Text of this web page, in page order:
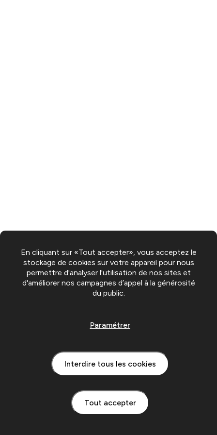
En cliquant sur «Tout accepter», vous acceptez le
stockage de cookies sur votre appareil pour nous
permettre d'analyser l'utilisation de nos sites et
d'améliorer nos campagnes d’appel à la générosité
du public.
Tout accepter
Interdire tous les cookies
Paramétrer